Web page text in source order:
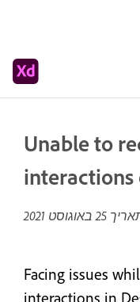
Unable to
interactions
25 באוגוסט 2021
Facing issues
interactions in